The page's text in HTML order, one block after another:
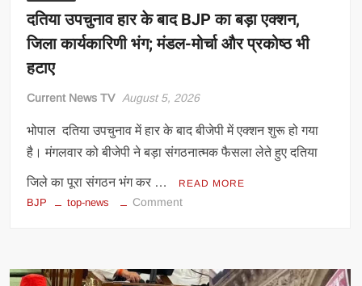
तीखा
पलटवार
दतिया उपचुनाव हार के बाद BJP का बड़ा एक्शन,
जिला कार्यकारिणी भंग; मंडल-मोर्चा और प्रकोष्ठ भी
हटाए
Current News TV August 5, 2026
भोपाल दतिया उपचुनाव में हार के बाद बीजेपी में एक्शन शुरू हो गया
है। मंगलवार को बीजेपी ने बड़ा संगठनात्मक फैसला लेते हुए दतिया
जिले का पूरा संगठन भंग कर … READ MORE
BJP top-news Commenton
के